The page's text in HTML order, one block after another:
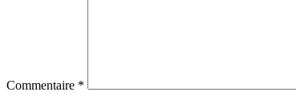
Commentaire *